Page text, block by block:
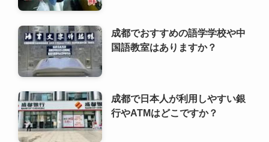
成都でおすすめの語学学校や中
国語教室はありますか？
成都で日本人が利用しやすい銀
行やATMはどこですか？